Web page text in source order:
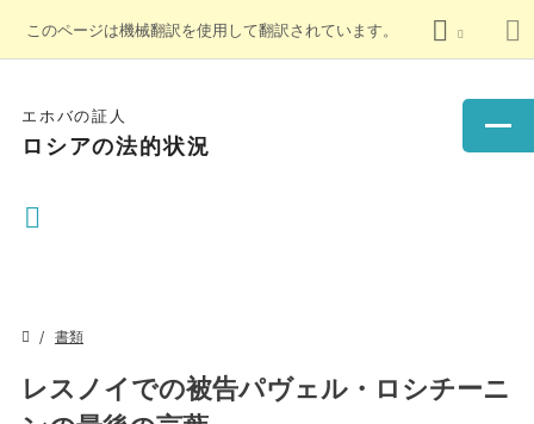
このページは機械翻訳を使用して翻訳されています。
エホバの証人
ロシアの法的状況
書類
レスノイでの被告パヴェル・ロシチーニ